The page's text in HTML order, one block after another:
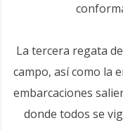
La tercera regata
campo, así como la
embarcaciones
donde todos se